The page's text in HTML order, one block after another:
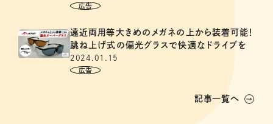
遠近両用等大きめのメガネの上から装着可能！
跳ね上げ式の偏光グラスで快適なドライブを
2024.01.15
記事一覧へ